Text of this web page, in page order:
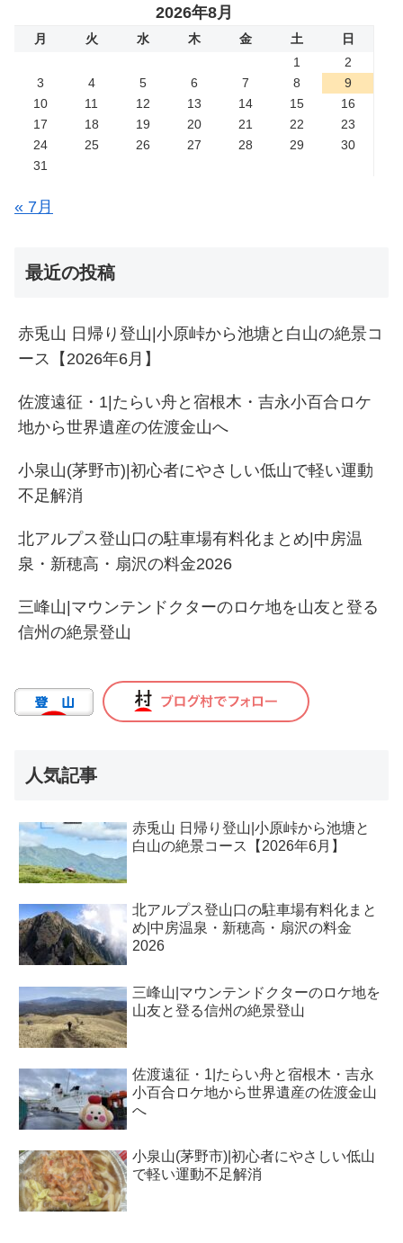
2026年8月
月 火 水 木 金 土
日
1
2
3
4 5 6 7 8
9
10
11 12 13 14 15
16
17
18 19 20 21 22
23
24
25 26 27 28 29
30
31
« 7月
最近の投稿
赤兎山 日帰り登山|小原峠から池塘と白山の絶景コ
ース【2026年6月】
佐渡遠征・1|たらい舟と宿根木・吉永小百合ロケ
地から世界遺産の佐渡金山へ
小泉山(茅野市)|初心者にやさしい低山で軽い運動
不足解消
北アルプス登山口の駐車場有料化まとめ|中房温
泉・新穂高・扇沢の料金2026
三峰山|マウンテンドクターのロケ地を山友と登る
信州の絶景登山
人気記事
赤兎山 日帰り登山|小原峠から池塘と
白山の絶景コース【2026年6月】
北アルプス登山口の駐車場有料化まと
め|中房温泉・新穂高・扇沢の料金
2026
三峰山|マウンテンドクターのロケ地を
山友と登る信州の絶景登山
佐渡遠征・1|たらい舟と宿根木・吉永
小百合ロケ地から世界遺産の佐渡金山
へ
小泉山(茅野市)|初心者にやさしい低山
で軽い運動不足解消